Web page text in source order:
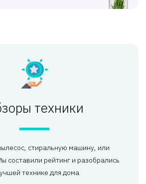
техники
стиральную машину, или
составили рейтинг и разобрались
технике для дома